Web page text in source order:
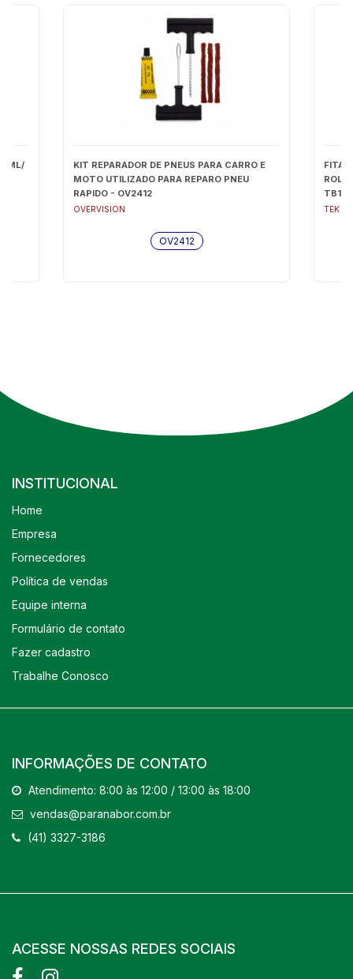
KIT REPARADOR DE PNEUS PARA CARRO E
MOTO UTILIZADO PARA REPARO PNEU
RAPIDO - OV2412
OVERVISION
OV2412
FITA
TEK
INSTITUCIONAL
Home
Empresa
Fornecedores
Política de vendas
Equipe interna
Formulário de contato
Fazer cadastro
Trabalhe Conosco
INFORMAÇÕES DE CONTATO
Atendimento: 8:00 às 12:00 / 13:00 às 18:00
vendas@paranabor.com.br
(41) 3327-3186
ACESSE NOSSAS REDES SOCIAIS